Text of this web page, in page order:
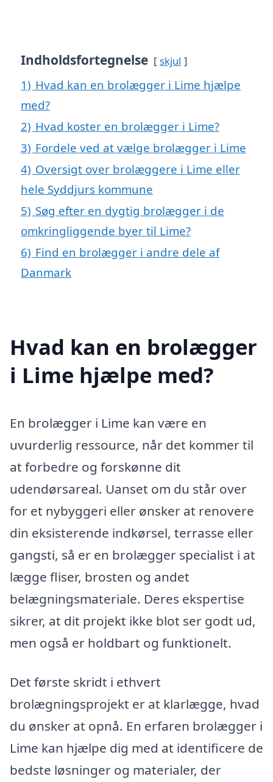
Indholdsfortegnelse skjul
1) Hvad kan en brolægger i Lime hjælpe
med?
2) Hvad koster en brolægger i Lime?
3) Fordele ved at vælge brolægger i Lime
4) Oversigt over brolæggere i Lime eller
hele Syddjurs kommune
5) Søg efter en dygtig brolægger i de
omkringliggende byer til Lime?
6) Find en brolægger i andre dele af
Danmark
Hvad kan en brolægger
i Lime hjælpe med?
En brolægger i Lime kan være en
uvurderlig ressource, når det kommer til
at forbedre og forskønne dit
udendørsareal. Uanset om du står over
for et nybyggeri eller ønsker at renovere
din eksisterende indkørsel, terrasse eller
gangsti, så er en brolægger specialist i at
lægge fliser, brosten og andet
belægningsmateriale. Deres ekspertise
sikrer, at dit projekt ikke blot ser godt ud,
men også er holdbart og funktionelt.
Det første skridt i ethvert
brolægningsprojekt er at klarlægge, hvad
du ønsker at opnå. En erfaren brolægger i
Lime kan hjælpe dig med at identificere de
bedste løsninger og materialer, der